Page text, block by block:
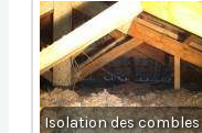
Isolation des combles